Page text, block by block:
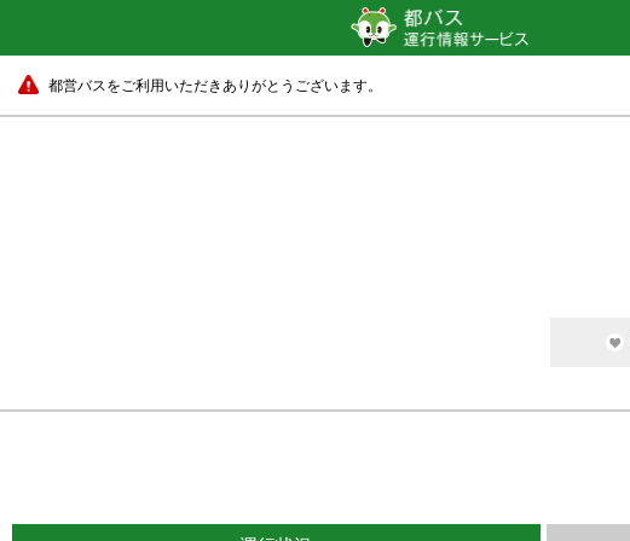
都営バスをご利用いただきありがとうございます。